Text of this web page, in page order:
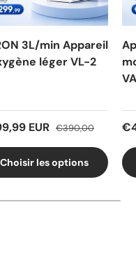
3L/min Appareil
léger VL-2
EUR €390,00
Choisir les options